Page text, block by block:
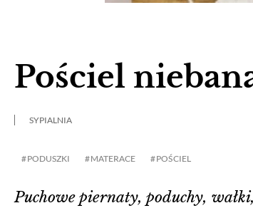
Pościel
SYPIALNIA
PODUSZKI MATERACE POŚCIEL
Puchowe piernaty, poduchy,